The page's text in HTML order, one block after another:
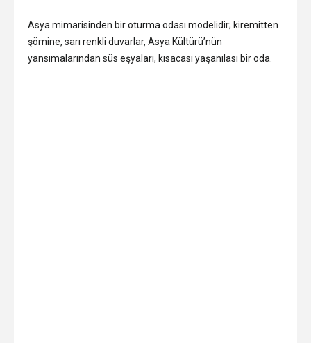
Asya mimarisinden bir oturma odası modelidir; kiremitten
şömine, sarı renkli duvarlar, Asya Kültürü’nün
yansımalarından süs eşyaları, kısacası yaşanılası bir oda.